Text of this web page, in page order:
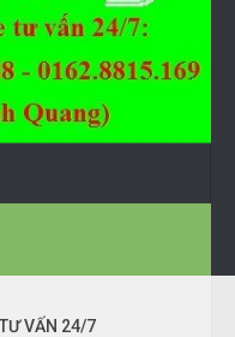
VẤN 24/7